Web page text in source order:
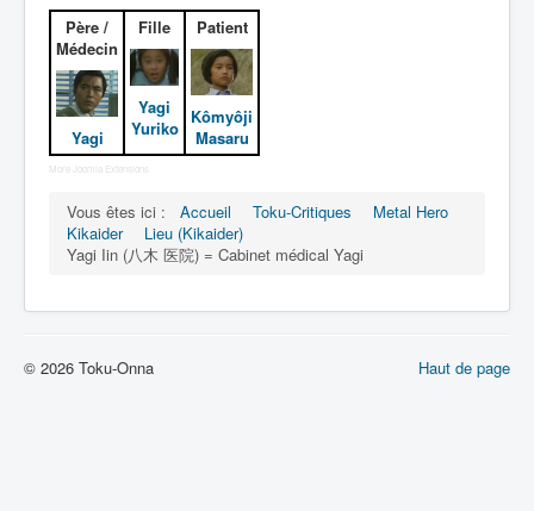
Jinzô ningen Kikaider (人造 人間
キカイダー) = Androïde Kikaider
Série
Personnages
Objets
Épisodes
Père /
Médecin
Yagi
Fille
Yagi
Yuriko
Patient
Kômyôji
Masaru
More Joomla Extensions
Vous êtes ici : Accueil Toku-Critiques
Metal Hero
Kikaider
Lieu (Kikaider)
Yagi Iin (八木 医院) = Cabinet médical Yagi
Haut de page
© 2026 Toku-Onna